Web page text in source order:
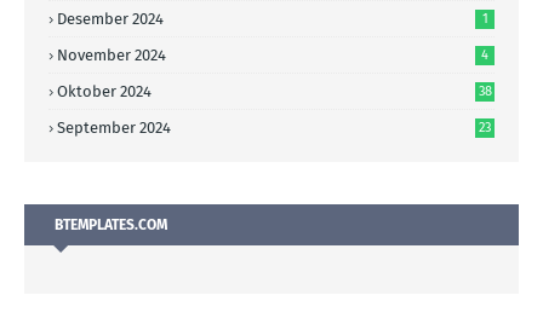
Desember 2024 1
November 2024 4
Oktober 2024 38
September 2024 23
BTEMPLATES.COM